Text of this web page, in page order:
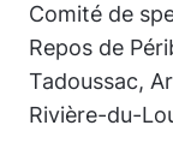
Comité de
Repos de
Tadoussac,
Rivière-du-